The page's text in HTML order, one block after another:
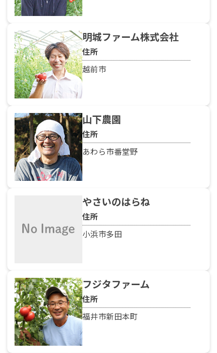
明城ファーム株式会社
住所
越前市
山下農園
住所
あわら市番堂野
やさいのはらね
住所
小浜市多田
フジタファーム
住所
福井市新田本町